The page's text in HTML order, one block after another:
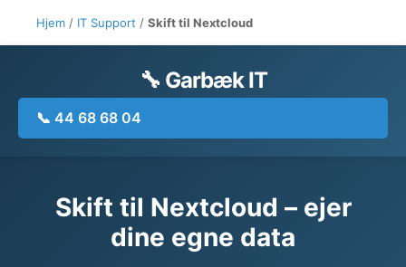
Hjem / IT Support / Skift til Nextcloud
🔧 Garbæk IT
📞 44 68 68 04
Skift til Nextcloud – ejer
dine egne data